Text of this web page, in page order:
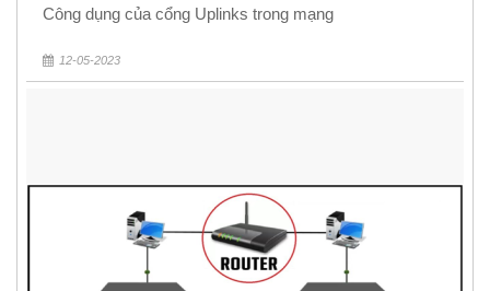
Công dụng của cổng Uplinks trong mạng
12-05-2023